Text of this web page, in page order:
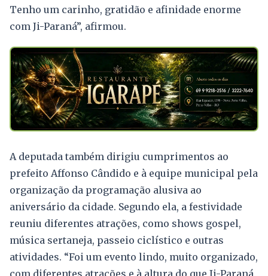
Tenho um carinho, gratidão e afinidade enorme
com Ji-Paraná”, afirmou.
A deputada também dirigiu cumprimentos ao
prefeito Affonso Cândido e à equipe municipal pela
organização da programação alusiva ao
aniversário da cidade. Segundo ela, a festividade
reuniu diferentes atrações, como shows gospel,
música sertaneja, passeio ciclístico e outras
atividades. “Foi um evento lindo, muito organizado,
com diferentes atrações e à altura do que Ji-Paraná